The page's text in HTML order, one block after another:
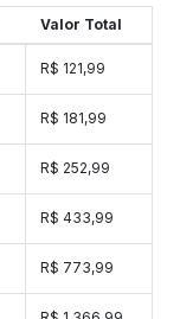
Valor Total
R$ 121,99
R$ 181,99
R$ 252,99
R$ 433,99
R$ 773,99